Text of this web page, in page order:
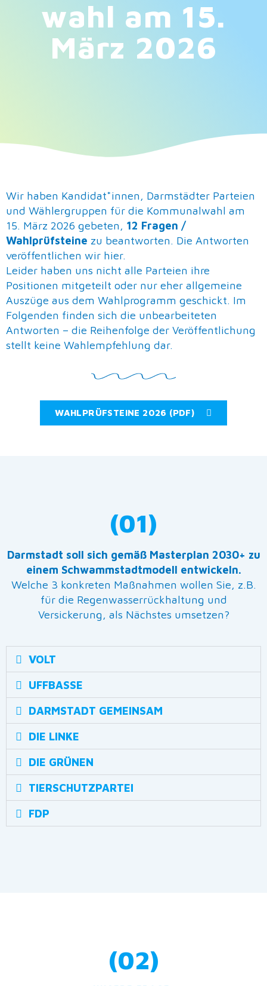
wahl am 15.
März 2026
Wir haben Kandidat*innen, Darmstädter Parteien
und Wählergruppen für die Kommunalwahl am
15. März 2026 gebeten, 12 Fragen /
Wahlprüfsteine zu beantworten. Die Antworten
veröffentlichen wir hier.
Leider haben uns nicht alle Parteien ihre
Positionen mitgeteilt oder nur eher allgemeine
Auszüge aus dem Wahlprogramm geschickt. Im
Folgenden finden sich die unbearbeiteten
Antworten – die Reihenfolge der Veröffentlichung
stellt keine Wahlempfehlung dar.
WAHLPRÜFSTEINE 2026 (PDF)
(01)
Darmstadt soll sich gemäß Masterplan 2030+ zu
einem Schwammstadtmodell entwickeln.
Welche 3 konkreten Maßnahmen wollen Sie, z.B.
für die Regenwasserrückhaltung und
Versickerung, als Nächstes umsetzen?
VOLT
UFFBASSE
DARMSTADT GEMEINSAM
DIE LINKE
DIE GRÜNEN
TIERSCHUTZPARTEI
FDP
(02)